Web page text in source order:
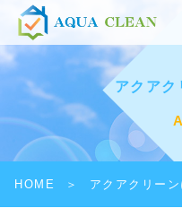
アクアク
HOME アクアクリー